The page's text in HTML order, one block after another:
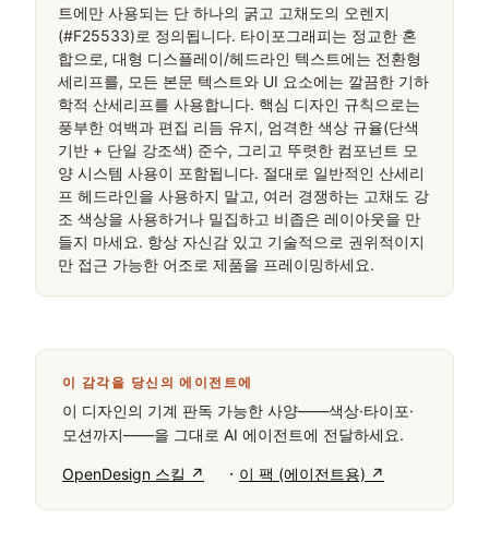
트에만 사용되는 단 하나의 굵고 고채도의 오렌지
(#F25533)로 정의됩니다. 타이포그래피는 정교한 혼
합으로, 대형 디스플레이/헤드라인 텍스트에는 전환형
세리프를, 모든 본문 텍스트와 UI 요소에는 깔끔한 기하
학적 산세리프를 사용합니다. 핵심 디자인 규칙으로는
풍부한 여백과 편집 리듬 유지, 엄격한 색상 규율(단색
기반 + 단일 강조색) 준수, 그리고 뚜렷한 컴포넌트 모
양 시스템 사용이 포함됩니다. 절대로 일반적인 산세리
프 헤드라인을 사용하지 말고, 여러 경쟁하는 고채도 강
조 색상을 사용하거나 밀집하고 비좁은 레이아웃을 만
들지 마세요. 항상 자신감 있고 기술적으로 권위적이지
만 접근 가능한 어조로 제품을 프레이밍하세요.
이 감각을 당신의 에이전트에
이 디자인의 기계 판독 가능한 사양——색상·타이포·
모션까지——을 그대로 AI 에이전트에 전달하세요.
OpenDesign 스킬 ↗ · 이 팩 (에이전트용) ↗